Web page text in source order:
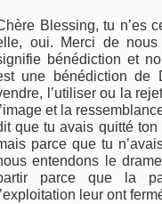
Blessing, tu n’es
oui. Merci de
bénédiction et
une bénédiction de
l’utiliser ou la
et la
que tu avais quitté
parce que tu
entendons le
parce que la
leur ont